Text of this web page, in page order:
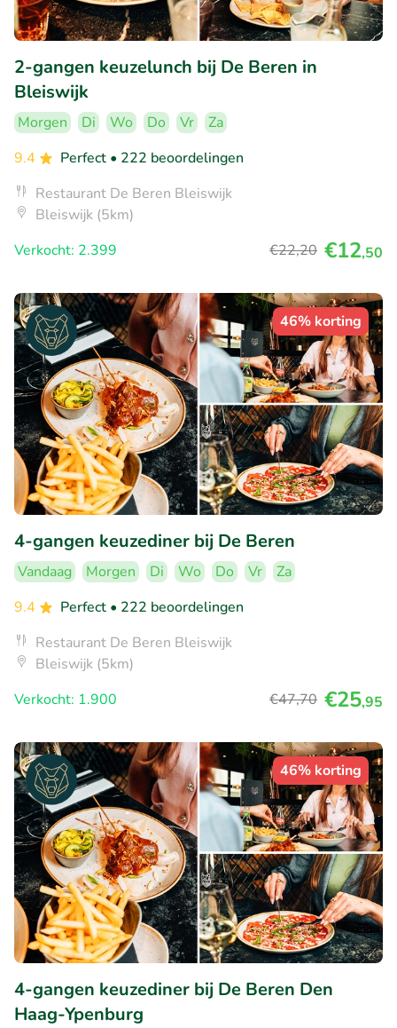
2-gangen keuzelunch bij De Beren in
Bleiswijk
Morgen Di Wo Do Vr
Za
9.4
Perfect • 222 beoordelingen
Restaurant De Beren Bleiswijk
Bleiswijk (5km)
Verkocht: 2.399
€22,20 €12,50
46% korting
4-gangen keuzediner bij De Beren
Vandaag Morgen Di Wo Do Vr
Za
9.4
Perfect • 222 beoordelingen
Restaurant De Beren Bleiswijk
Bleiswijk (5km)
Verkocht: 1.900
€47,70 €25,95
46% korting
4-gangen keuzediner bij De Beren Den
Haag-Ypenburg